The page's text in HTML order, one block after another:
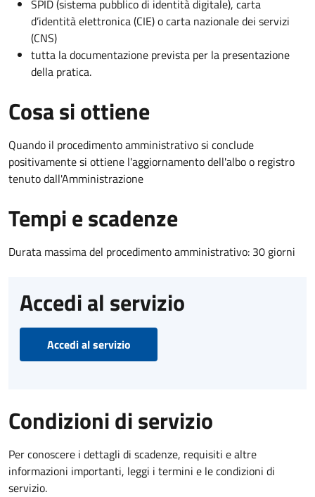
SPID (sistema pubblico di identità digitale), carta
d’identità elettronica (CIE) o carta nazionale dei servizi
(CNS)
tutta la documentazione prevista per la presentazione
della pratica.
Cosa si ottiene
Quando il procedimento amministrativo si conclude
positivamente si ottiene l'aggiornamento dell'albo o registro
tenuto dall'Amministrazione
Tempi e scadenze
Durata massima del procedimento amministrativo: 30 giorni
Accedi al servizio
Accedi al servizio
Condizioni di servizio
Per conoscere i dettagli di scadenze, requisiti e altre
informazioni importanti, leggi i termini e le condizioni di
servizio.